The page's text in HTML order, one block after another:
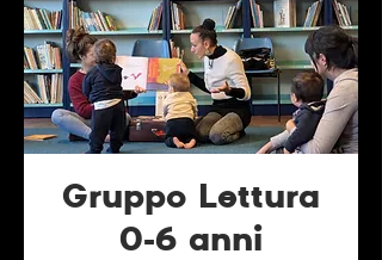
Gruppo Lettura
0-6 anni